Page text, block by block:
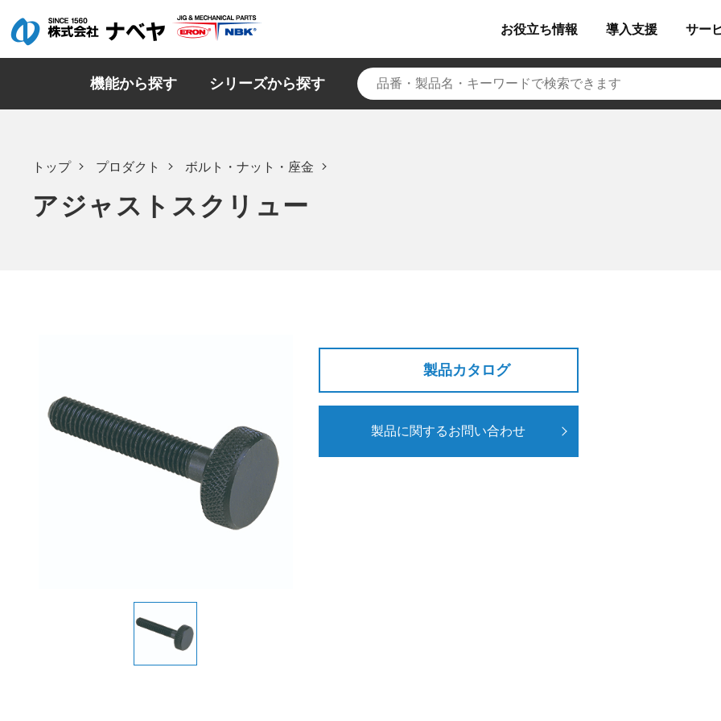
お役立ち情報 導入支援 サー
機能から探す シリーズから探す
トップ プロダクト ボルト・ナット・座金
アジャストスクリュー
製品カタログ
製品に関するお問い合わせ